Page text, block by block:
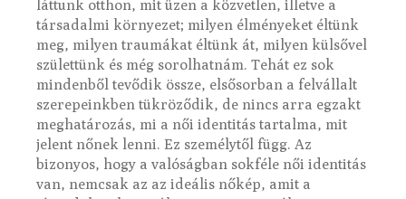
láttunk otthon, mit üzen a közvetlen, illetve a
társadalmi környezet; milyen élményeket éltünk
meg, milyen traumákat éltünk át, milyen külsővel
születtünk és még sorolhatnám. Tehát ez sok
mindenből tevődik össze, elsősorban a felvállalt
szerepeinkben tükröződik, de nincs arra egzakt
meghatározás, mi a női identitás tartalma, mit
jelent nőnek lenni. Ez személytől függ. Az
bizonyos, hogy a valóságban sokféle női identitás
van, nemcsak az az ideális nőkép, amit a